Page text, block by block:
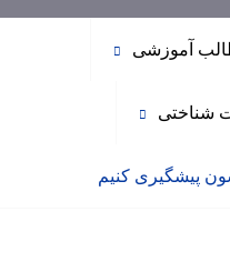
آموزشی
شناختی
پیشگیری کنیم